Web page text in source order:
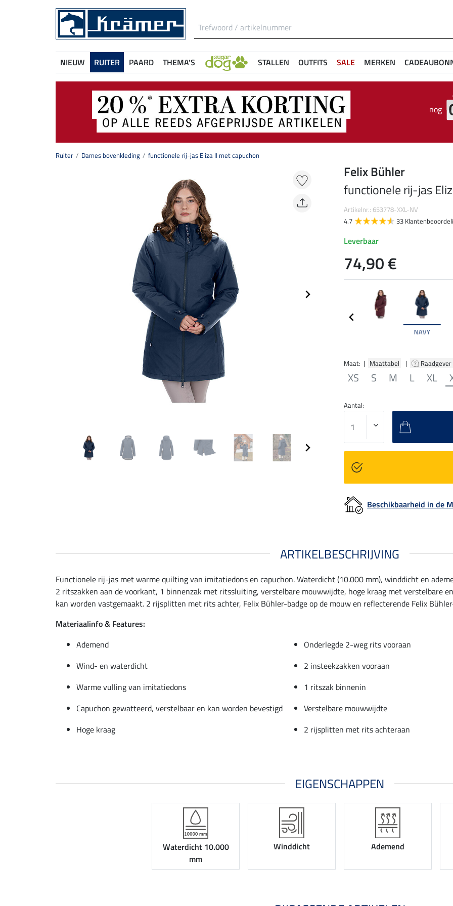
NIEUW RUITER PAARD THEMA'S STALLEN OUTFITS SALE MERKEN
nog
Ruiter Dames bovenkleding functionele rij-jas Eliza II met capuchon
NAVY
Maat: | Maattabel | Raadgever
XS S M L XL
Felix Bühler
functionele rij-jas
Artikelnr.: 653778-XXL-NV
4.7
33
Leverbaar
74,90 €
Aantal:
Beschikbaarheid in de
ARTIKELBESCHRIJVING
Functionele rij-jas met warme quilting van imitatiedons en capuchon. Waterdicht (10.000 mm), winddicht en
2 ritszakken aan de voorkant, 1 binnenzak met ritssluiting, verstelbare mouwwijdte, hoge kraag met verstelbare
kan worden vastgemaakt. 2 rijsplitten met rits achter, Felix Bühler-badge op de mouw en reflecterende Felix
Materiaalinfo & Features:
Ademend
Onderlegde 2-weg rits vooraan
Wind- en waterdicht
2 insteekzakken vooraan
Warme vulling van imitatiedons
1 ritszak binnenin
Capuchon gewatteerd, verstelbaar en kan worden bevestigd
Verstelbare mouwwijdte
Hoge kraag
2 rijsplitten met rits achteraan
EIGENSCHAPPEN
Waterdicht 10.000
mm
Winddicht Ademend